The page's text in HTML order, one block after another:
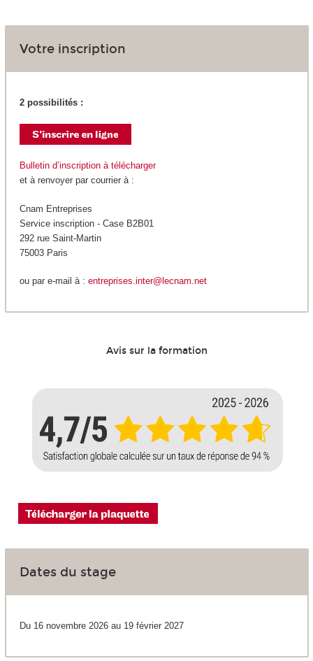
Votre inscription
2 possibilités :
Bulletin d’inscription à télécharger
et à renvoyer par courrier à :
Cnam Entreprises
Service inscription - Case B2B01
292 rue Saint-Martin
75003 Paris
ou par e-mail à : entreprises.inter@lecnam.net
Avis sur la formation
Dates du stage
Du 16 novembre 2026 au 19 février 2027